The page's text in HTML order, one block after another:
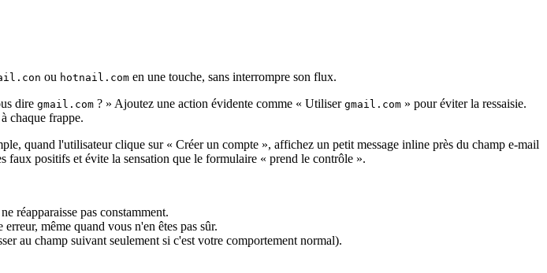
ou hotnail.com en une touche, sans interrompre son flux.
dire gmail.com ? » Ajoutez une action évidente comme « Utiliser gmail.com » pour éviter la ressaisie.
chaque frappe.
quand l'utilisateur clique sur « Créer un compte », affichez un petit message inline près du champ e‑mail
faux positifs et évite la sensation que le formulaire « prend le contrôle ».
réapparaisse pas constamment.
même quand vous n'en êtes pas sûr.
au champ suivant seulement si c'est votre comportement normal).